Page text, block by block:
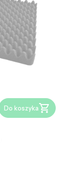
Do koszyka